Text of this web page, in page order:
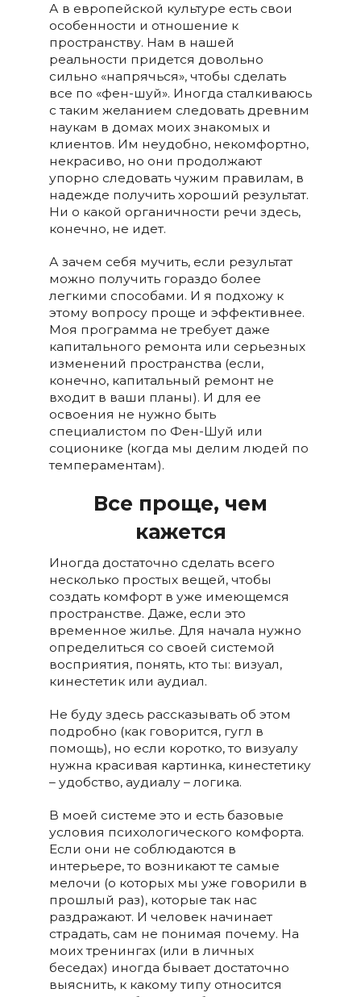
А в европейской культуре есть свои
особенности и отношение к
пространству. Нам в нашей
реальности придется довольно
сильно «напрячься», чтобы сделать
все по «фен-шуй». Иногда сталкиваюсь
с таким желанием следовать древним
наукам в домах моих знакомых и
клиентов. Им неудобно, некомфортно,
некрасиво, но они продолжают
упорно следовать чужим правилам, в
надежде получить хороший результат.
Ни о какой органичности речи здесь,
конечно, не идет.
А зачем себя мучить, если результат
можно получить гораздо более
легкими способами. И я подхожу к
этому вопросу проще и эффективнее.
Моя программа не требует даже
капитального ремонта или серьезных
изменений пространства (если,
конечно, капитальный ремонт не
входит в ваши планы). И для ее
освоения не нужно быть
специалистом по Фен-Шуй или
соционике (когда мы делим людей по
темпераментам).
Все проще, чем
кажется
Иногда достаточно сделать всего
несколько простых вещей, чтобы
создать комфорт в уже имеющемся
пространстве. Даже, если это
временное жилье. Для начала нужно
определиться со своей системой
восприятия, понять, кто ты: визуал,
кинестетик или аудиал.
Не буду здесь рассказывать об этом
подробно (как говорится, гугл в
помощь), но если коротко, то визуалу
нужна красивая картинка, кинестетику
– удобство, аудиалу – логика.
В моей системе это и есть базовые
условия психологического комфорта.
Если они не соблюдаются в
интерьере, то возникают те самые
мелочи (о которых мы уже говорили в
прошлый раз), которые так нас
раздражают. И человек начинает
страдать, сам не понимая почему. На
моих тренингах (или в личных
беседах) иногда бывает достаточно
выяснить, к какому типу относится